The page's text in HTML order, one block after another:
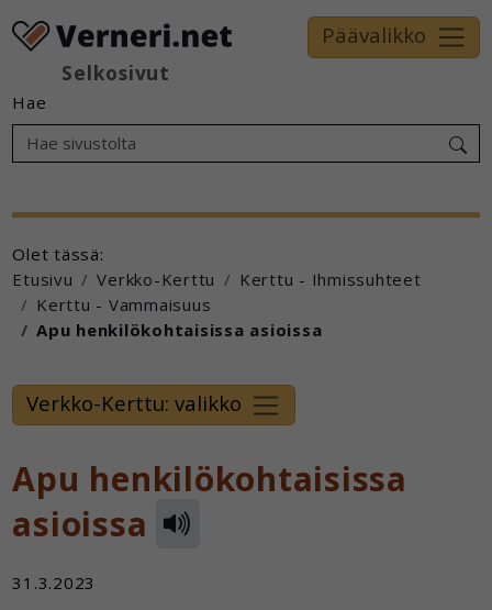
Selkosivut
Päävalikko
Hae
Olet tässä:
Etusivu
Verkko-Kerttu
Kerttu - Ihmissuhteet
Kerttu - Vammaisuus
Apu henkilökohtaisissa asioissa
Verkko-Kerttu: valikko
Apu henkilökohtaisissa
asioissa
31.3.2023